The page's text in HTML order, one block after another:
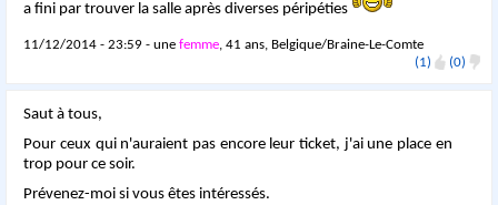
a fini par trouver la salle après diverses péripéties
11/12/2014 - 23:59 - unefemme, 41 ans, Belgique/Braine-Le-Comte
(1)
(0)
Saut à tous,
Pour ceux qui n'auraient pas encore leur ticket, j'ai une place en
trop pour ce soir.
Prévenez-moi si vous êtes intéressés.